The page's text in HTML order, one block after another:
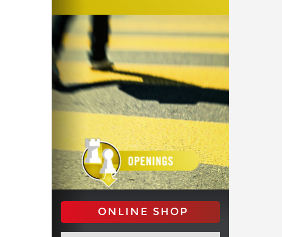
ONLINE SHOP